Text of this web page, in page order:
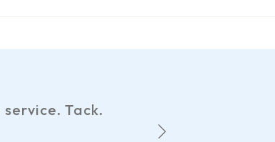
hemsidan, smidiga
Det märks att de som